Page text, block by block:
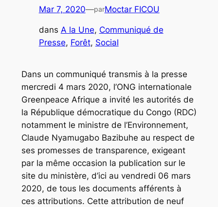
Mar 7, 2020—parMoctar FICOU
dans A la Une, Communiqué de
Presse, Forêt, Social
Dans un communiqué transmis à la presse
mercredi 4 mars 2020, l’ONG internationale
Greenpeace Afrique a invité les autorités de
la République démocratique du Congo (RDC)
notamment le ministre de l’Environnement,
Claude Nyamugabo Bazibuhe au respect de
ses promesses de transparence, exigeant
par la même occasion la publication sur le
site du ministère, d’ici au vendredi 06 mars
2020, de tous les documents afférents à
ces attributions. Cette attribution de neuf